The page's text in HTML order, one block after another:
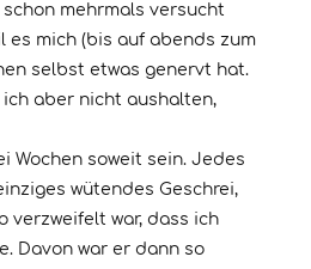
mehrmals versucht
es mich (bis auf abends zum
selbst etwas genervt hat.
ich aber nicht aushalten,
Wochen soweit sein. Jedes
wütendes Geschrei,
verzweifelt war, dass ich
Davon war er dann so